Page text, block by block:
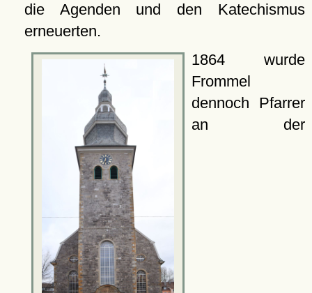
die Agenden und den Katechismus
erneuerten.
1864 wurde
Frommel
dennoch Pfarrer
an der